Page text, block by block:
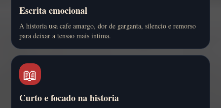
Escrita emocional
A historia usa cafe amargo, dor de garganta, silencio e remorso
para deixar a tensao mais intima.
📖
Curto e focado na historia